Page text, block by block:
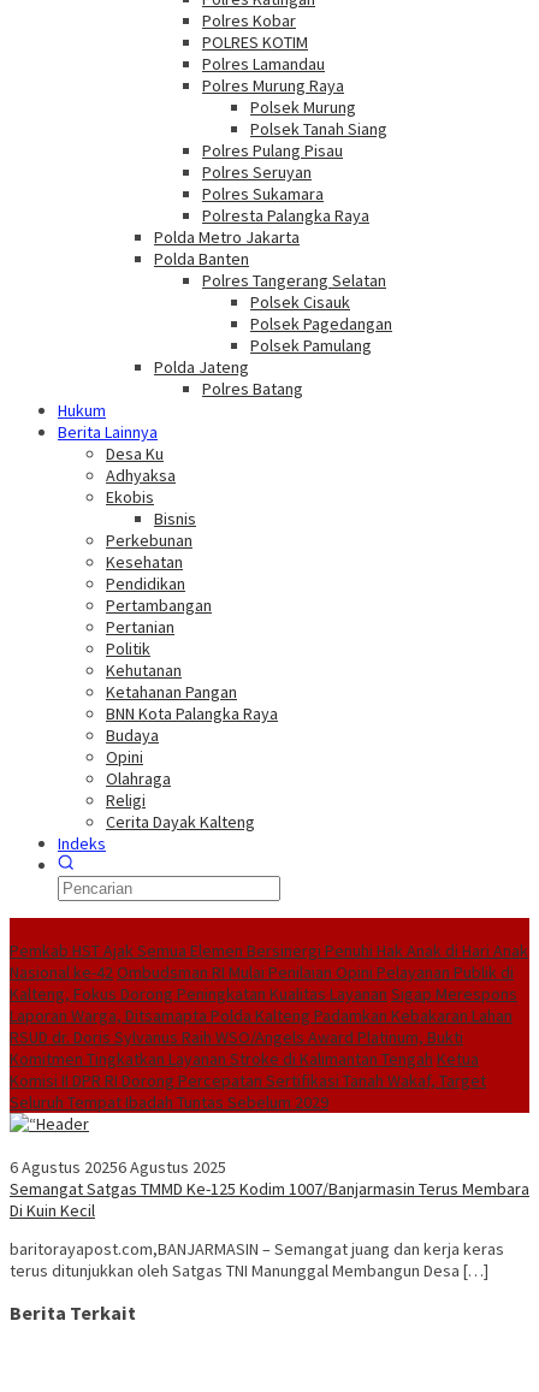
Polres Kobar
POLRES KOTIM
Polres Lamandau
Polres Murung Raya
Polsek Murung
Polsek Tanah Siang
Polres Pulang Pisau
Polres Seruyan
Polres Sukamara
Polresta Palangka Raya
Polda Metro Jakarta
Polda Banten
Polres Tangerang Selatan
Polsek Cisauk
Polsek Pagedangan
Polsek Pamulang
Polda Jateng
Polres Batang
Hukum
Berita Lainnya
Desa Ku
Adhyaksa
Ekobis
Bisnis
Perkebunan
Kesehatan
Pendidikan
Pertambangan
Pertanian
Politik
Kehutanan
Ketahanan Pangan
BNN Kota Palangka Raya
Budaya
Opini
Olahraga
Religi
Cerita Dayak Kalteng
Indeks
Pemkab HST Ajak Semua Elemen Bersinergi Penuhi Hak Anak di Hari Anak
Nasional ke-42 Ombudsman RI Mulai Penilaian Opini Pelayanan Publik di
Kalteng, Fokus Dorong Peningkatan Kualitas Layanan Sigap Merespons
Laporan Warga, Ditsamapta Polda Kalteng Padamkan Kebakaran Lahan
RSUD dr. Doris Sylvanus Raih WSO/Angels Award Platinum, Bukti
Komitmen Tingkatkan Layanan Stroke di Kalimantan Tengah Ketua
Komisi II DPR RI Dorong Percepatan Sertifikasi Tanah Wakaf, Target
Seluruh Tempat Ibadah Tuntas Sebelum 2029
6 Agustus 20256 Agustus 2025
Semangat Satgas TMMD Ke-125 Kodim 1007/Banjarmasin Terus Membara
Di Kuin Kecil
baritorayapost.com,BANJARMASIN – Semangat juang dan kerja keras
terus ditunjukkan oleh Satgas TNI Manunggal Membangun Desa […]
Berita Terkait